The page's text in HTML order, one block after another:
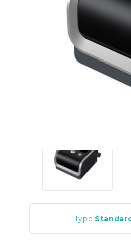
Type